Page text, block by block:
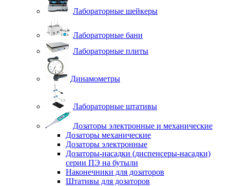
Лабораторные шейкеры
Лабораторные бани
Лабораторные плиты
Динамометры
Лабораторные штативы
Дозаторы электронные и механические
Дозаторы механические
Дозаторы электронные
Дозаторы-насадки (диспенсеры-насадки)
серии ПЭ на бутыли
Наконечники для дозаторов
Штативы для дозаторов